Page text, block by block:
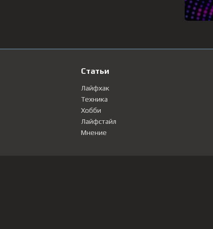
Статьи
Лайфхак
Техника
Хобби
Лайфстайл
Мнение